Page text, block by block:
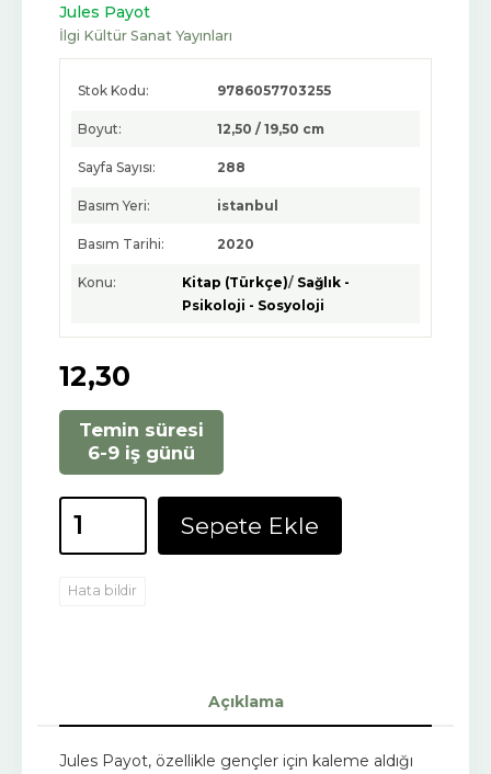
Jules Payot
İlgi Kültür Sanat Yayınları
Stok Kodu: 9786057703255
Boyut: 12,50 / 19,50 cm
Sayfa Sayısı: 288
Basım Yeri: istanbul
Basım Tarihi: 2020
Konu: Kitap (Türkçe)/ Sağlık -
Psikoloji - Sosyoloji
12,30
Temin süresi
6-9 iş günü
Sepete Ekle
Hata bildir
Açıklama
Jules Payot, özellikle gençler için kaleme aldığı